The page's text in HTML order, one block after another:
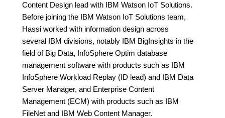
Content Design lead with IBM Watson IoT Solutions.
Before joining the IBM Watson IoT Solutions team,
Hassi worked with information design across
several IBM divisions, notably IBM BigInsights in the
field of Big Data, InfoSphere Optim database
management software with products such as IBM
InfoSphere Workload Replay (ID lead) and IBM Data
Server Manager, and Enterprise Content
Management (ECM) with products such as IBM
FileNet and IBM Web Content Manager.